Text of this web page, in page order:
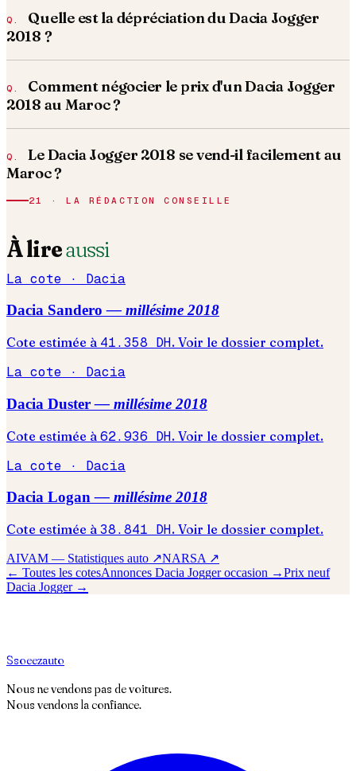
Quelle est la dépréciation du Dacia Jogger
2018 ?
Comment négocier le prix d'un Dacia Jogger
2018 au Maroc ?
Le Dacia Jogger 2018 se vend-il facilement au
Maroc ?
21 · LA RÉDACTION CONSEILLE
À lireaussi
La cote · Dacia
Dacia Sandero — millésime2018
Cote estimée à 41.358 DH. Voir le dossier complet.
La cote · Dacia
Dacia Duster — millésime 2018
Cote estimée à 62.936 DH. Voir le dossier complet.
La cote · Dacia
Dacia Logan — millésime2018
Cote estimée à 38.841 DH. Voir le dossier complet.
AIVAM — Statistiques auto ↗NARSA ↗
← Toutes les cotesAnnonces Dacia Joggeroccasion →Prix neuf
Dacia Jogger→
Ssoeezauto
Nous ne vendons pas de voitures.
Nous vendons la confiance.